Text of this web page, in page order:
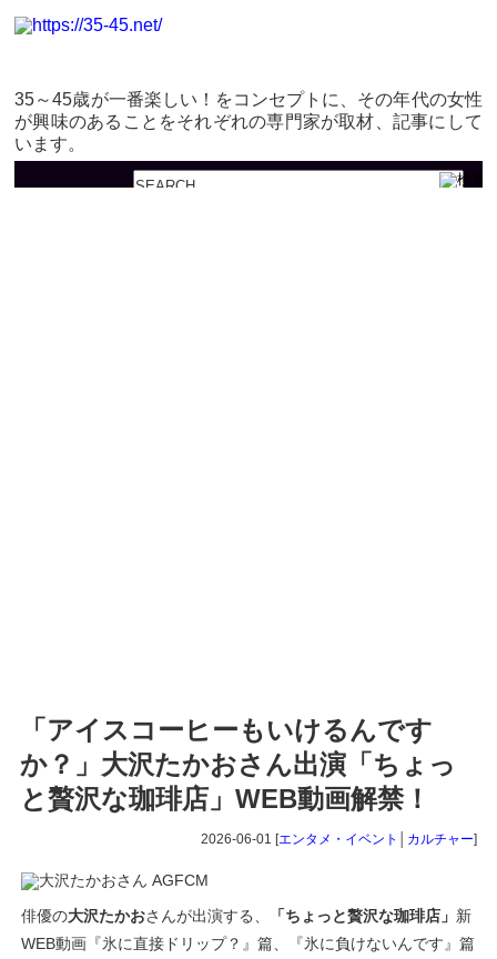
35～45歳が一番楽しい！をコンセプトに、その年代の女性
が興味のあることをそれぞれの専門家が取材、記事にして
います。
「アイスコーヒーもいけるんです
か？」大沢たかおさん出演「ちょっ
と贅沢な珈琲店」WEB動画解禁！
2026-06-01 [エンタメ・イベント カルチャー]
俳優の大沢たかおさんが出演する、 「ちょっと贅沢な珈琲店」 新
WEB動画『氷に直接ドリップ？』篇、『氷に負けないんです』篇